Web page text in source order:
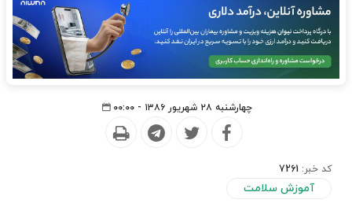
چهارشنبه ۲۸ شهریور ۱۳۸۶ - ۰۰:۰۰
کد خبر: 7261
آموزش سلامت